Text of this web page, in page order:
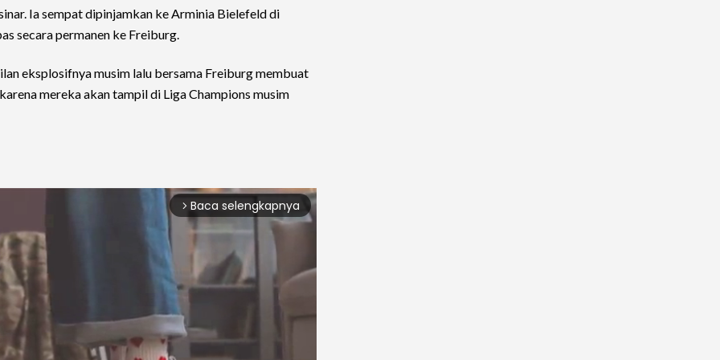
Ia sempat dipinjamkan ke Arminia Bielefeld di
secara permanen ke Freiburg.
eksplosifnya musim lalu bersama Freiburg membuat
mereka akan tampil di Liga Champions musim
arrow_forward_ios Baca selengkapnya